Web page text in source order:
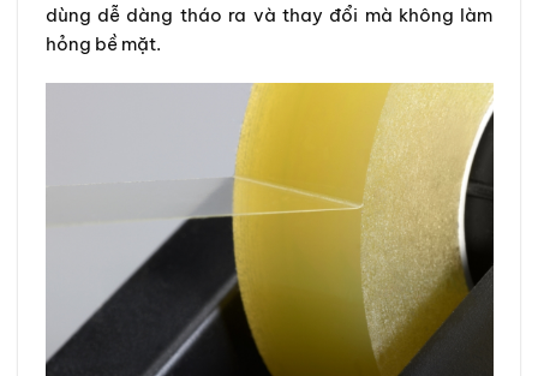
dùng dễ dàng tháo ra và thay đổi mà không làm
hỏng bề mặt.